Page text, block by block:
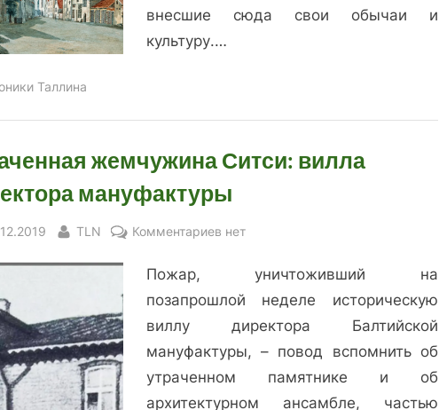
внесшие сюда свои обычаи и
культуру.…
Таллина
жемчужина Ситси: вилла
мануфактуры
By
TLN Комментариев к
Утраченная
жемчужина
Ситси:
директора
мануфактуры
нет
Пожар, уничтоживший на
позапрошлой неделе историческую
виллу директора Балтийской
мануфактуры, – повод вспомнить об
утраченном памятнике и об
архитектурном ансамбле, частью